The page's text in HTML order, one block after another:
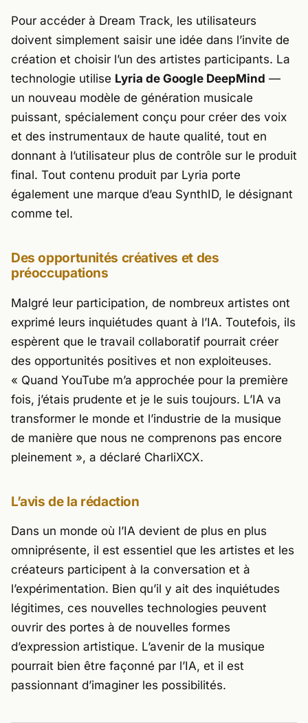
Pour accéder à Dream Track, les utilisateurs
doivent simplement saisir une idée dans l’invite de
création et choisir l’un des artistes participants. La
technologie utilise Lyria de Google DeepMind —
un nouveau modèle de génération musicale
puissant, spécialement conçu pour créer des voix
et des instrumentaux de haute qualité, tout en
donnant à l’utilisateur plus de contrôle sur le produit
final. Tout contenu produit par Lyria porte
également une marque d’eau SynthID, le désignant
comme tel.
Des opportunités créatives et des
préoccupations
Malgré leur participation, de nombreux artistes ont
exprimé leurs inquiétudes quant à l’IA. Toutefois, ils
espèrent que le travail collaboratif pourrait créer
des opportunités positives et non exploiteuses.
« Quand YouTube m’a approchée pour la première
fois, j’étais prudente et je le suis toujours. L’IA va
transformer le monde et l’industrie de la musique
de manière que nous ne comprenons pas encore
pleinement », a déclaré CharliXCX.
L’avis de la rédaction
Dans un monde où l’IA devient de plus en plus
omniprésente, il est essentiel que les artistes et les
créateurs participent à la conversation et à
l’expérimentation. Bien qu’il y ait des inquiétudes
légitimes, ces nouvelles technologies peuvent
ouvrir des portes à de nouvelles formes
d’expression artistique. L’avenir de la musique
pourrait bien être façonné par l’IA, et il est
passionnant d’imaginer les possibilités.